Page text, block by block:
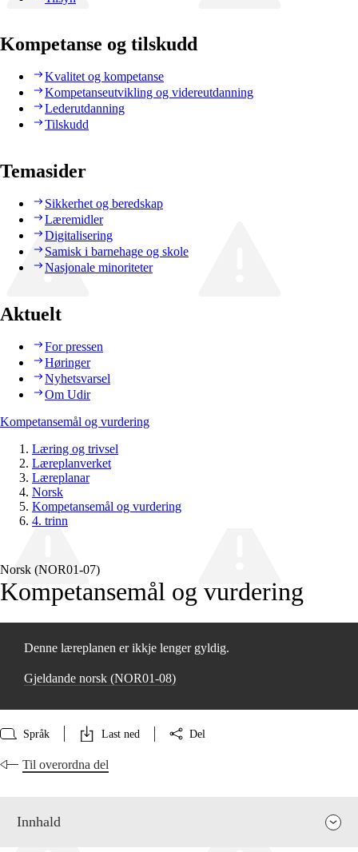
Kompetanse og tilskudd
Kvalitet og kompetanse
Kompetanseutvikling og videreutdanning
Lederutdanning
Tilskudd
Temasider
Sikkerhet og beredskap
Læremidler
Digitalisering
Samisk i barnehage og skole
Nasjonale minoriteter
Aktuelt
For pressen
Høringer
Nyhetsvarsel
Om Udir
Kompetansemål og vurdering
Læring og trivsel
Læreplanverket
Læreplanar
Norsk
Kompetansemål og vurdering
4. trinn
Norsk (NOR01‑07)
Kompetansemål og vurdering
Denne læreplanen er ikkje lenger gyldig.
Gjeldande norsk (NOR01‑08)
Språk Last ned Del
Til overordna del
Innhald